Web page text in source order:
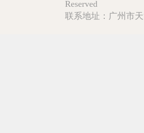
Reserved
联系地址：广州市